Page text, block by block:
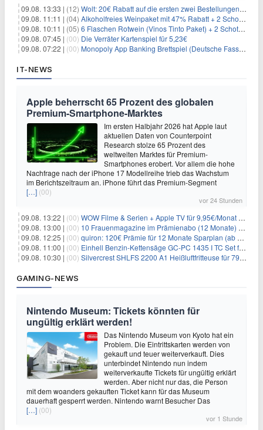
09.08. 13:33 | (12) Wolt: 20€ Rabatt auf die ersten zwei Bestellungen für Neukunden
09.08. 11:11 | (04) Alkoholfreies Weinpaket mit 47% Rabatt + 2 Schott Zwiesel Gläser GRATIS für 29,99€
09.08. 10:11 | (05) 6 Flaschen Rotwein (Vinos Tinto Paket) + 2 Schott Zwiesel Gläser für 25,99€ inkl. Versand
09.08. 07:45 | (00) Die Verräter Kartenspiel für 5,23€
09.08. 07:22 | (00) Monopoly App Banking Brettspiel (Deutsche Fassung) für 9,84€
IT-NEWS
Apple beherrscht 65 Prozent des globalen
Premium-Smartphone-Marktes
Im ersten Halbjahr 2026 hat Apple laut
aktuellen Daten von Counterpoint
Research stolze 65 Prozent des
weltweiten Marktes für Premium-
Smartphones erobert. Vor allem die hohe
Nachfrage nach der iPhone 17 Modellreihe trieb das Wachstum
im Berichtszeitraum an. iPhone führt das Premium-Segment
[…] (00)
vor 24 Stunden
09.08. 13:22 | (00) WOW Filme & Serien + Apple TV für 9,95€/Monat // Alles von WOW (Filme, Serien, Live-Sport) für 34,97€/Monat
09.08. 13:00 | (00) 10 Frauenmagazine im Prämienabo (12 Monate) mit Prämien bis zu 225€
09.08. 12:25 | (00) quiron: 120€ Prämie für 12 Monate Sparplan (ab 100€/Monat)
09.08. 11:00 | (00) Einhell Benzin-Kettensäge GC-PC 1435 I TC Set für 99,99€
09.08. 10:30 | (00) Silvercrest SHLFS 2200 A1 Heißluftfritteuse für 79,99€ – Grill & Räucherfunktion
GAMING-NEWS
Nintendo Museum: Tickets könnten für
ungültig erklärt werden!
Das Nintendo Museum von Kyoto hat ein
Problem. Die Eintrittskarten werden von
gekauft und teuer weiterverkauft. Dies
unterbindet Nintendo nun indem
weiterverkaufte Tickets für ungültig erklärt
werden. Aber nicht nur das, die Person
mit dem woanders gekauften Ticket kann für das Museum
dauerhaft gesperrt werden. Nintendo warnt Besucher Das
[…] (00)
vor 1 Stunde